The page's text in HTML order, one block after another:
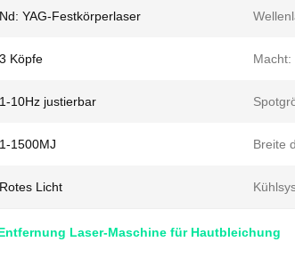
Nd: YAG-Festkörperlaser
3 Köpfe Macht:
1-10Hz justierbar
1-1500MJ Breite
Rotes Licht
Laser-Maschine für Hautbleichung